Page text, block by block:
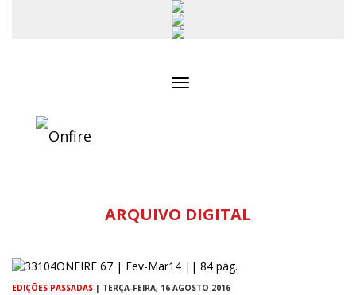
ARQUIVO DIGITAL
EDIÇÕES PASSADAS | TERÇA-FEIRA, 16 AGOSTO 2016